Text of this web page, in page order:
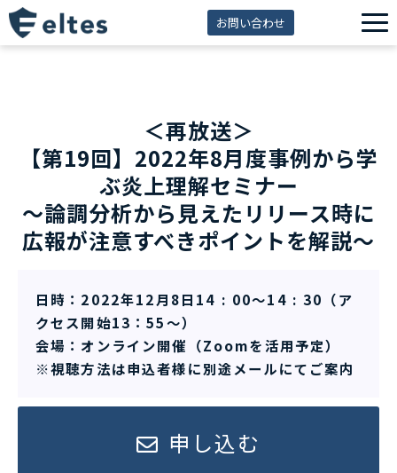
お問い合わせ
セミナー
資料ダウンロード
導入事例
eltes insight
＜再放送＞
【第19回】2022年8月度事例から学
ぶ炎上理解セミナー
～論調分析から見えたリリース時に
広報が注意すべきポイントを解説～
日時：2022年12月8日14 : 00～14 : 30（ア
クセス開始13：55～）
会場：オンライン開催（Zoomを活用予定）
※視聴方法は申込者様に別途メールにてご案内
申し込む